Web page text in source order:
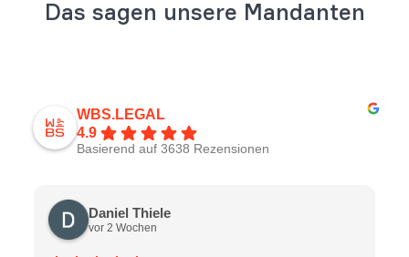
Das sagen unsere Mandanten
WBS.LEGAL
4.9
Basierend auf 3638 Rezensionen
Daniel Thiele
vor 2 Wochen